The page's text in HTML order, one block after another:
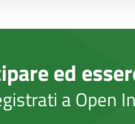
ed
a Open